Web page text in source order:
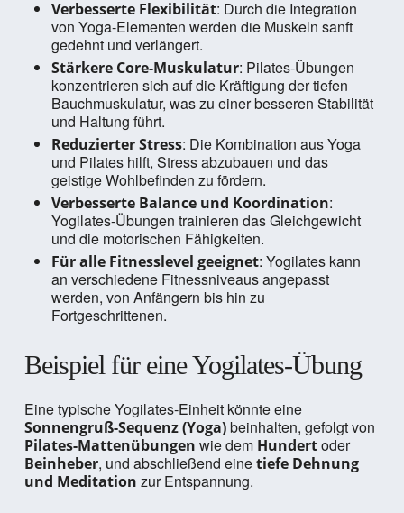
Verbesserte Flexibilität: Durch die Integration
von Yoga-Elementen werden die Muskeln sanft
gedehnt und verlängert.
Stärkere Core-Muskulatur: Pilates-Übungen
konzentrieren sich auf die Kräftigung der tiefen
Bauchmuskulatur, was zu einer besseren Stabilität
und Haltung führt.
Reduzierter Stress: Die Kombination aus Yoga
und Pilates hilft, Stress abzubauen und das
geistige Wohlbefinden zu fördern.
Verbesserte Balance und Koordination:
Yogilates-Übungen trainieren das Gleichgewicht
und die motorischen Fähigkeiten.
Für alle Fitnesslevel geeignet: Yogilates kann
an verschiedene Fitnessniveaus angepasst
werden, von Anfängern bis hin zu
Fortgeschrittenen.
Beispiel für eine Yogilates-Übung
Eine typische Yogilates-Einheit könnte eine
Sonnengruß-Sequenz (Yoga)beinhalten, gefolgt von
Pilates-Mattenübungen wie dem Hundertoder
Beinheber, und abschließend einetiefe Dehnung
und Meditation zur Entspannung.